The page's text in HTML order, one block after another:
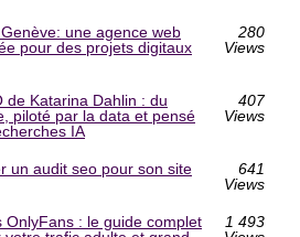
une agence web
pour des projets digitaux
280
Views
de Katarina Dahlin : du
piloté par la data et pensé
IA
407
Views
un audit seo pour son site
641
Views
OnlyFans : le guide complet
1 493